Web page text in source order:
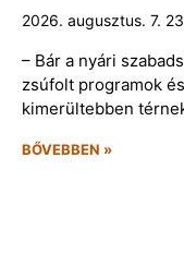
2026. augusztus. 7.
– Bár a nyári
zsúfolt programok
kimerültebben
BŐVEBBEN »